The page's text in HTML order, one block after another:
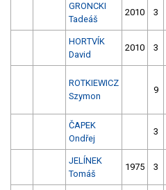
GRONCKI
Tadeáš
2010 3
HORTVÍK
David
2010 3
ROTKIEWICZ
Szymon
9
ČAPEK
Ondřej
3
JELÍNEK
Tomáš
1975 3